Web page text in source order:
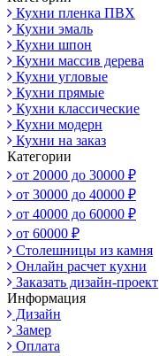
Кухни пленка ПВХ
Кухни эмаль
Кухни шпон
Кухни массив дерева
Кухни угловые
Кухни прямые
Кухни классические
Кухни модерн
Кухни на заказ
Категории
от 20000 до 30000 ₽
от 30000 до 40000 ₽
от 40000 до 60000 ₽
от 60000 ₽
Столешницы из камня
Онлайн расчет кухни
Заказать дизайн-проект
Информация
Дизайн
Замер
Оплата